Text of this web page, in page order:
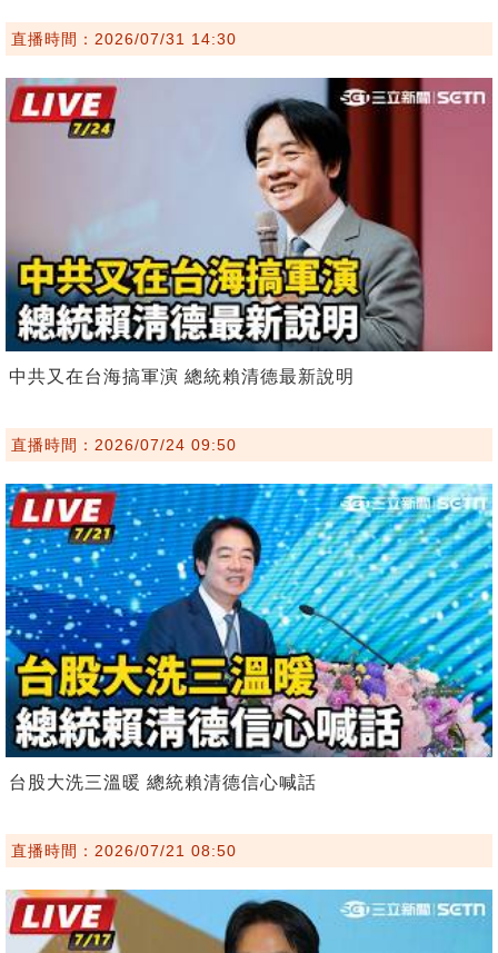
直播時間：2026/07/31 14:30
中共又在台海搞軍演 總統賴清德最新說明
直播時間：2026/07/24 09:50
台股大洗三溫暖 總統賴清德信心喊話
直播時間：2026/07/21 08:50